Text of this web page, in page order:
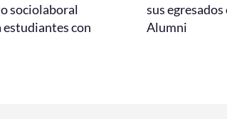
sociolaboral
con
sus
Alumni